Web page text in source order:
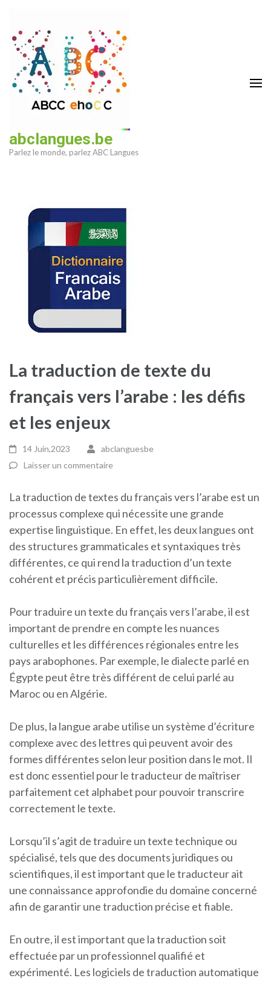
contenu
(Pressez
Entrée)
abclangues.be
Parlez le monde, parlez ABC Langues
La traduction de texte du
français vers l’arabe : les défis
et les enjeux
14 Juin,2023
abclanguesbe
Laisser un commentaire
La traduction de textes du français vers l’arabe est un
processus complexe qui nécessite une grande
expertise linguistique. En effet, les deux langues ont
des structures grammaticales et syntaxiques très
différentes, ce qui rend la traduction d’un texte
cohérent et précis particulièrement difficile.
Pour traduire un texte du français vers l’arabe, il est
important de prendre en compte les nuances
culturelles et les différences régionales entre les
pays arabophones. Par exemple, le dialecte parlé en
Égypte peut être très différent de celui parlé au
Maroc ou en Algérie.
De plus, la langue arabe utilise un système d’écriture
complexe avec des lettres qui peuvent avoir des
formes différentes selon leur position dans le mot. Il
est donc essentiel pour le traducteur de maîtriser
parfaitement cet alphabet pour pouvoir transcrire
correctement le texte.
Lorsqu’il s’agit de traduire un texte technique ou
spécialisé, tels que des documents juridiques ou
scientifiques, il est important que le traducteur ait
une connaissance approfondie du domaine concerné
afin de garantir une traduction précise et fiable.
En outre, il est important que la traduction soit
effectuée par un professionnel qualifié et
expérimenté. Les logiciels de traduction automatique